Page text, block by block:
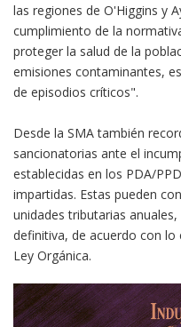
las regiones de O'Higgins y
cumplimiento de la
proteger la salud de la
emisiones contaminantes,
de episodios críticos".
Desde la SMA también
sancionatorias ante el
establecidas en los PDA/
impartidas. Estas pueden
unidades tributarias
definitiva, de acuerdo con lo
Ley Orgánica.